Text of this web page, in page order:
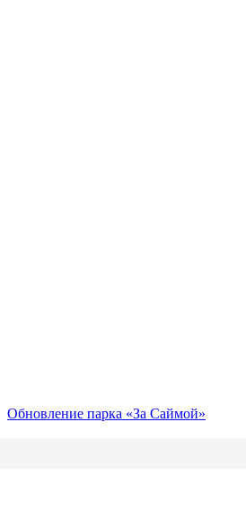
Обновление парка «За Саймой»